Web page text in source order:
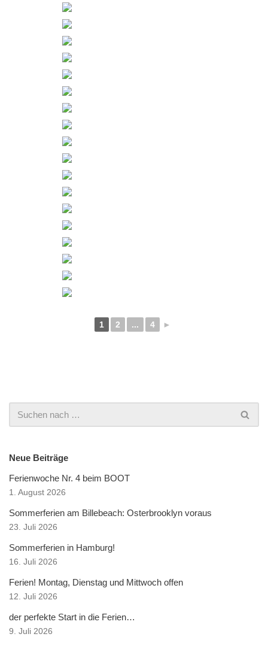
1 2 ... 4 ►
Neue Beiträge
Ferienwoche Nr. 4 beim BOOT
1. August 2026
Sommerferien am Billebeach: Osterbrooklyn voraus
23. Juli 2026
Sommerferien in Hamburg!
16. Juli 2026
Ferien! Montag, Dienstag und Mittwoch offen
12. Juli 2026
der perfekte Start in die Ferien…
9. Juli 2026